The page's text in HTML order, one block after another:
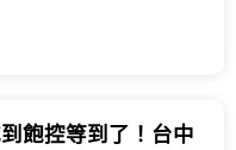
飽控等到了！台中